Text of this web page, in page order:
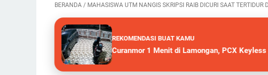
BERANDA / MAHASISWA UTM NANGIS SKRIPSI RAIB DICURI SAAT TERTIDUR
REKOMENDASI BUAT KAMU
Curanmor 1 Menit di Lamongan, PCX